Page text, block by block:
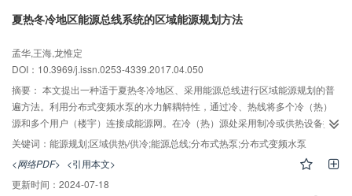
夏热冬冷地区能源总线系统的区域能源规划方法
孟华,王海,龙惟定
DOI：10.3969/j.issn.0253-4339.2017.04.050
摘要： 本文提出一种适于夏热冬冷地区、采用能源总线进行区域能源规划的普
遍方法。利用分布式变频水泵的水力解耦特性，通过冷、热线将多个冷（热）
源和多个用户（楼宇）连接成能源网。在冷（热）源处采用制冷或供热设备控
制总线供水温度，在用户处采用制冷机组和热泵等为用户提供冷水、热水或生
活热水。该能源总线组态方式具有热力解耦能力，源和用户都可根据本地负荷
变化灵活调整设备运行。本文建立了一整套水力、热力数学模型，用于规划冬
季供暖且夏季供冷的区域供能场合，以实际案例说明了能源总线的区域能源规
关键词： 能源规划;区域供热/供冷;能源总线;分布式热泵;分布式变频水泵
<网络PDF> <引用本文>
更新时间： 2024-07-18